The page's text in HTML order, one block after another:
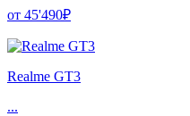
от 45'490₽
Realme GT3
...